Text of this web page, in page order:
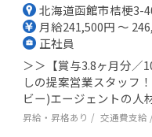
北海道函館市桔梗3-
月給241,500円 ～
正社員
＞＞【賞与3.8ヶ月分／
しの提案営業スタッフ
ビー)エージェントの人
昇給・昇格あり 交通費支給